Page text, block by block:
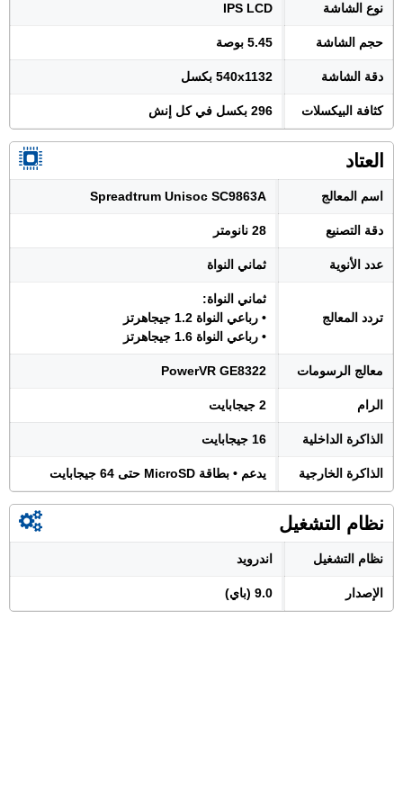
نوع الشاشة IPS LCD
حجم الشاشة 5.45 بوصة
دقة الشاشة 540x1132 بكسل
كثافة البيكسلات 296 بكسل في كل إنش
العتاد
اسم المعالج Spreadtrum Unisoc SC9863A
دقة التصنيع 28 نانومتر
عدد الأنوية ثماني النواة
تردد المعالج
ثماني النواة:
• رباعي النواة 1.2 جيجاهرتز
• رباعي النواة 1.6 جيجاهرتز
معالج الرسومات PowerVR GE8322
الرام 2 جيجابايت
الذاكرة الداخلية 16 جيجابايت
الذاكرة الخارجية يدعم • بطاقة MicroSD حتى 64 جيجابايت
نظام التشغيل
نظام التشغيل اندرويد
الإصدار 9.0 (باي)